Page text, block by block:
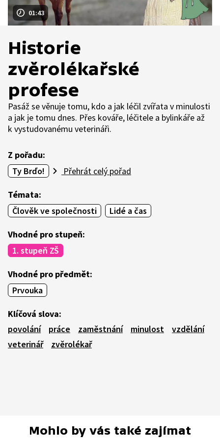
01:43
Historie
zvěrolékařské
profese
Pasáž se věnuje tomu, kdo a jak léčil zvířata v minulosti
a jak je tomu dnes. Přes kováře, léčitele a bylinkáře až
k vystudovanému veterináři.
Z pořadu:
Ty Brďo!
Přehrát celý pořad
Témata:
Člověk ve společnosti
Lidé a čas
Vhodné pro stupeň:
1. stupeň ZŠ
Vhodné pro předmět:
Prvouka
Klíčová slova:
povolání
práce zaměstnání minulost
vzdělání
veterinář
zvěrolékař
Mohlo by vás také zajímat